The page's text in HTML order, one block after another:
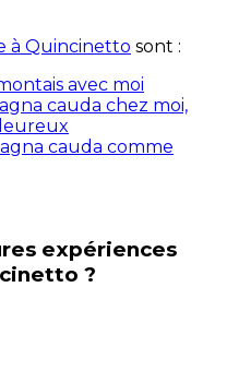
à Quincinetto sont :
avec moi
cauda chez moi,
cauda comme
expériences
?